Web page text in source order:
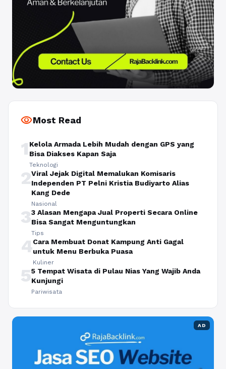
visibilityMost Read
1 Kelola Armada Lebih Mudah dengan GPS yang
Bisa Diakses Kapan Saja
Teknologi
2Viral Jejak Digital Memalukan Komisaris
Independen PT Pelni Kristia Budiyarto Alias
Kang Dede
Nasional
33 Alasan Mengapa Jual Properti Secara Online
Bisa Sangat Menguntungkan
Tips
4Cara Membuat Donat Kampung Anti Gagal
untuk Menu Berbuka Puasa
Kuliner
55 Tempat Wisata di Pulau Nias Yang Wajib Anda
Kunjungi
Pariwisata
AD